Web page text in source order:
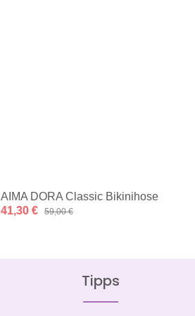
AIMA DORA Classic Bikinihose
Verkaufspreis:
41,30 € Regulärer Preis:
59,00 €
Tipps